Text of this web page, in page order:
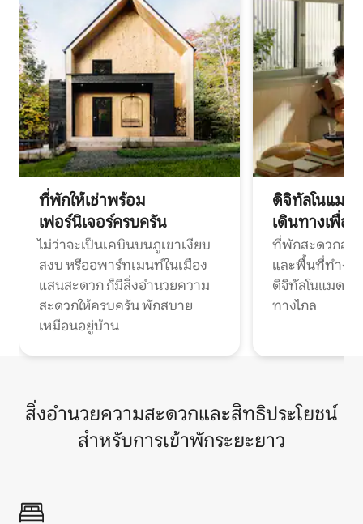
ที่พักให้เช่าพร้อม
เฟอร์นิเจอร์ครบครัน
ไม่ว่าจะเป็นเคบินบนภูเขาเงียบ
สงบ หรืออพาร์ทเมนท์ในเมือง
แสนสะดวก ก็มีสิ่งอำนวยความ
สะดวกให้ครบครัน พักสบาย
เหมือนอยู่บ้าน
ดิจิทัลโนแมด
เดินทางเพื่อ
ที่พักสะดวกสบ
และพื้นที่ทำงา
ดิจิทัลโนแมดแ
ทางไกล
สิ่งอำนวยความสะดวกและสิทธิประโยชน์
สำหรับการเข้าพักระยะยาว